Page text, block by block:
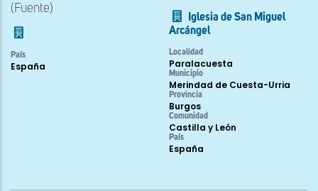
(Fuente)
País
España
Iglesia de San Miguel
Arcángel
Localidad
Paralacuesta
Municipio
Merindad de Cuesta-Urria
Provincia
Burgos
Comunidad
Castilla y León
País
España